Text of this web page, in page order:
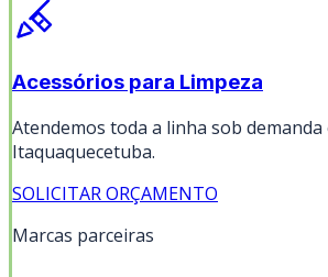
Acessórios para Limpeza
Atendemos toda a linha sob demanda
Itaquaquecetuba.
SOLICITAR ORÇAMENTO
Marcas parceiras